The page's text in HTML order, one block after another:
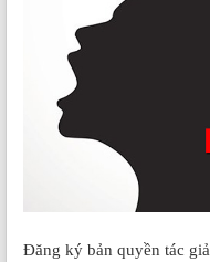
Đăng ký bản quyền tác giả